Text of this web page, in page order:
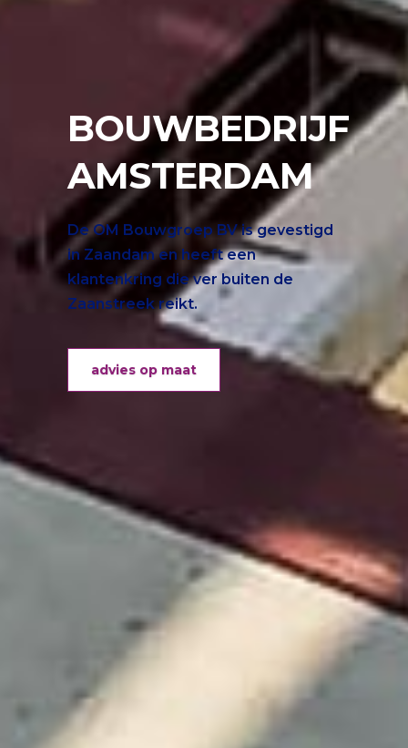
BOUWBEDRIJF
AMSTERDAM
De OM Bouwgroep BV is gevestigd
in Zaandam en heeft een
klantenkring die ver buiten de
Zaanstreek reikt.
advies op maat